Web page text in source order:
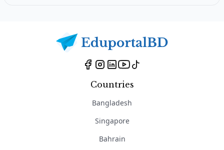
Countries
Bangladesh
Singapore
Bahrain